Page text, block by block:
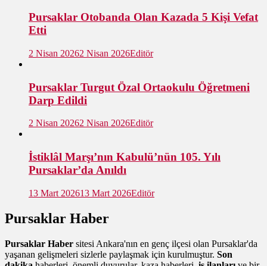
Pursaklar Otobanda Olan Kazada 5 Kişi Vefat
Etti
2 Nisan 20262 Nisan 2026Editör
Pursaklar Turgut Özal Ortaokulu Öğretmeni
Darp Edildi
2 Nisan 20262 Nisan 2026Editör
İstiklâl Marşı’nın Kabulü’nün 105. Yılı
Pursaklar’da Anıldı
13 Mart 202613 Mart 2026Editör
Pursaklar Haber
Pursaklar Haber sitesi Ankara'nın en genç ilçesi olan Pursaklar'da
yaşanan gelişmeleri sizlerle paylaşmak için kurulmuştur. Son